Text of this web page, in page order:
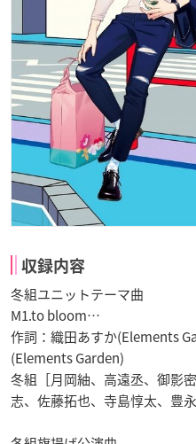
収録内容
冬組ユニットテーマ曲
M1.to bloom…
作詞：織田あすか(Elements
(Elements Garden)
冬組［月岡紬、高遠丞、御影
志、佐藤拓也、寺島惇太、豊